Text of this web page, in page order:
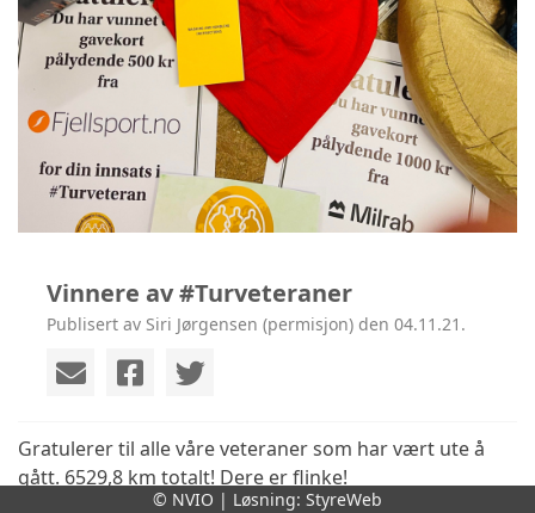
Vinnere av #Turveteraner
Publisert av Siri Jørgensen (permisjon) den 04.11.21.
Gratulerer til alle våre veteraner som har vært ute å
gått. 6529,8 km totalt! Dere er flinke!
© NVIO | Løsning: StyreWeb